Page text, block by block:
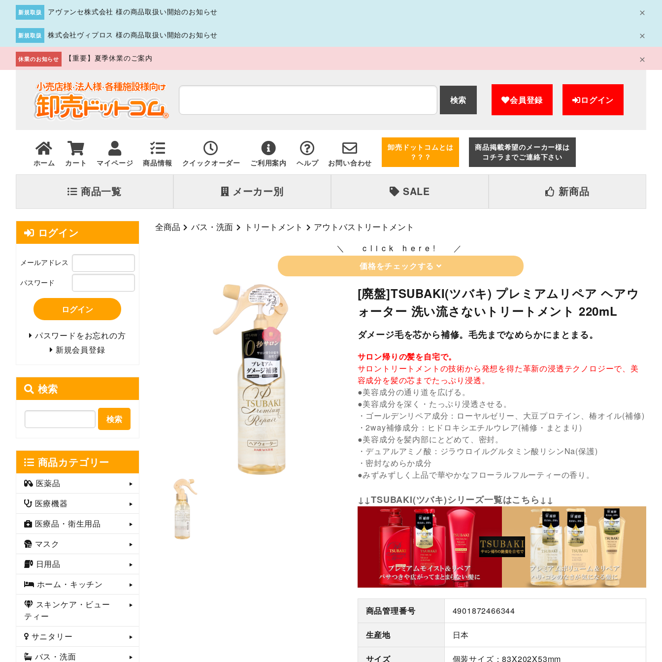
新規取扱 アヴァンセ株式会社 様の商品取扱い開始のお知らせ
新規取扱 株式会社ヴィプロス 様の商品取扱い開始のお知らせ
休業のお知らせ 【重要】夏季休業のご案内
検索 会員登録 ログイン
ホーム カート マイページ 商品情報 クイックオーダー ご利用案内 ヘルプ お問い合わせ
卸売ドットコムとは
？？？
商品掲載希望のメーカー様は
コチラまでご連絡下さい
商品一覧 メーカー別 SALE 新商品
全商品 バス・洗面 トリートメント アウトバストリートメント
click here!
価格をチェックする
[廃盤]TSUBAKI(ツバキ) プレミアムリペア ヘアウ
ォーター 洗い流さないトリートメント 220mL
ダメージ毛を芯から補修。毛先までなめらかにまとまる。
サロン帰りの髪を自宅で。
サロントリートメントの技術から発想を得た革新の浸透テクノロジーで、美
容成分を髪の芯までたっぷり浸透。
●美容成分の通り道を広げる。
●美容成分を深く・たっぷり浸透させる。
・ゴールデンリペア成分：ローヤルゼリー、大豆プロテイン、椿オイル(補修)
・2way補修成分：ヒドロキシエチルウレア(補修・まとまり)
●美容成分を髪内部にとどめて、密封。
・デュアルアミノ酸：ジラウロイルグルタミン酸リシンNa(保護)
・密封なめらか成分
●みずみずしく上品で華やかなフローラルフルーティーの香り。
↓↓TSUBAKI(ツバキ)シリーズ一覧はこちら↓↓
商品管理番号 4901872466344
生産地 日本
サイズ 個装サイズ：83X202X53mm
ログイン
メールアドレス
パスワード
ログイン
パスワードをお忘れの方
新規会員登録
検索
検索
商品カテゴリー
医薬品
医療機器
医療品・衛生用品
マスク
日用品
ホーム・キッチン
スキンケア・ビュー
ティー
サニタリー
バス・洗面